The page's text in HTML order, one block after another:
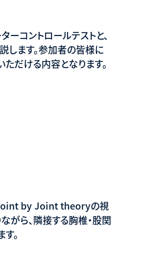
コントロールテストと、
します。参加者の皆様に
だける内容となります。
Joint by Joint theoryの視
がら、隣接する胸椎・股関
。